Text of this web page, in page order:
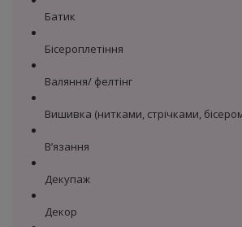
Батик
Бісероплетіння
Валяння/ фелтінг
Вишивка (нитками, стрічками,
В’язання
Декупаж
Декор